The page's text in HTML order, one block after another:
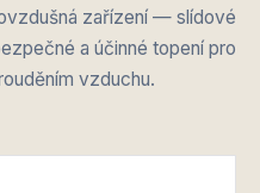
zařízení — slídové
a účinné topení pro
vzduchu.